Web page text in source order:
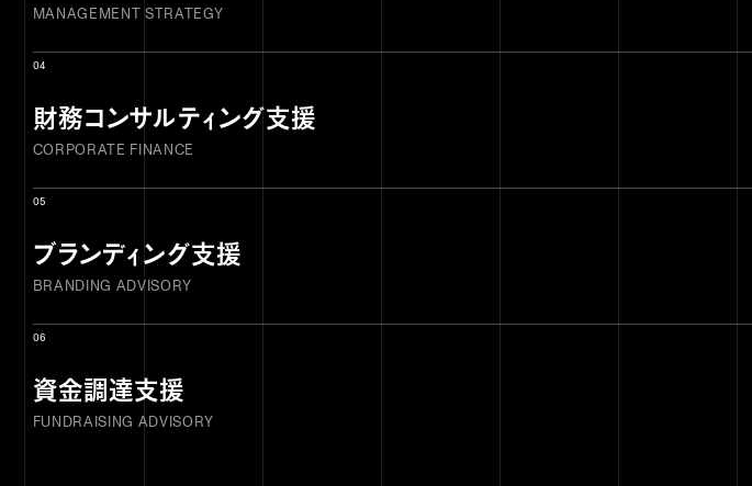
MANAGEMENT STRATEGY
04
財務コンサルティング支援
CORPORATE FINANCE
05
ブランディング支援
BRANDING ADVISORY
06
資金調達支援
FUNDRAISING ADVISORY